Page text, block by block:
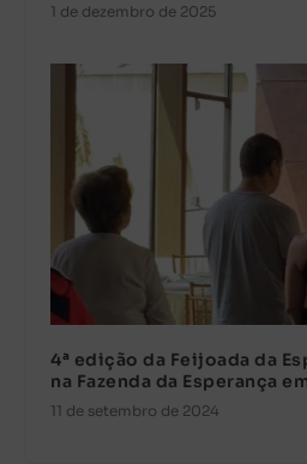
1 de dezembro de 2025
4ª edição da Feijoada da
na Fazenda da Esperança
11 de setembro de 2024